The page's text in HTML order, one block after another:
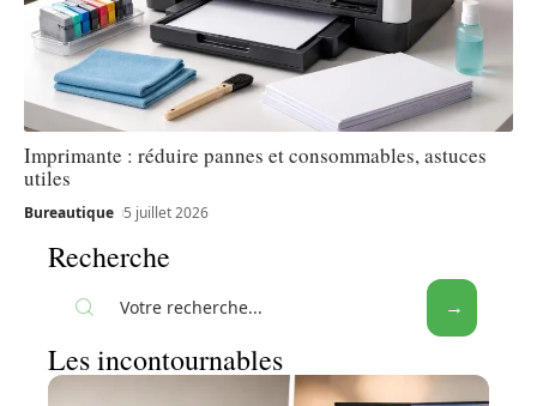
Imprimante : réduire pannes et consommables, astuces
utiles
Bureautique 5 juillet 2026
Recherche
Les incontournables